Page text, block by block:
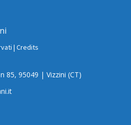
| Credits
85, 95049 | Vizzini (CT)